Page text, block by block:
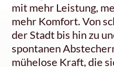
mit mehr Leistung,
mehr Komfort. Von
der Stadt bis hin zu
spontanen
mühelose Kraft, die